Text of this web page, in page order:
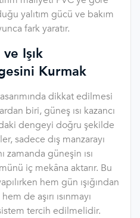
yalıtım gücü ve bakım
fark yaratır.
Işık
Kurmak
dikkat edilmesi
biri, güneş ısı kazancı
dengeyi doğru şekilde
sadece dış manzarayı
zamanda güneşin ısı
iç mekâna aktarır. Bu
hem gün ışığından
de aşırı ısınmayı
tercih edilmelidir.